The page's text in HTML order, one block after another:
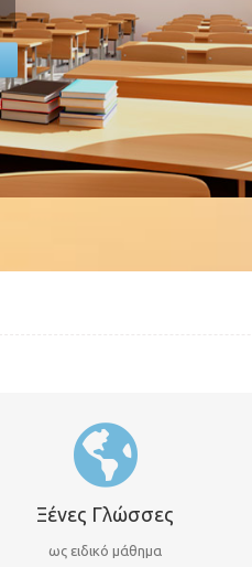
Ξένες Γλώσσες
ως ειδικό μάθημα
ΞΈΝΕΣ ΓΛΏΣΣΕΣ